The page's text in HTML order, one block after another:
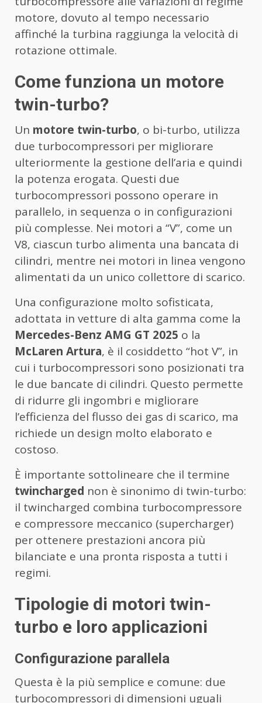
motore, dovuto al tempo necessario
affinché la turbina raggiunga la velocità di
rotazione ottimale.
Come funziona un motore
twin-turbo?
Un motore twin-turbo, o bi-turbo, utilizza
due turbocompressori per migliorare
ulteriormente la gestione dell’aria e quindi
la potenza erogata. Questi due
turbocompressori possono operare in
parallelo, in sequenza o in configurazioni
più complesse. Nei motori a “V”, come un
V8, ciascun turbo alimenta una bancata di
cilindri, mentre nei motori in linea vengono
alimentati da un unico collettore di scarico.
Una configurazione molto sofisticata,
adottata in vetture di alta gamma come la
Mercedes-Benz AMG GT 2025 o la
McLaren Artura, è il cosiddetto “hot V”, in
cui i turbocompressori sono posizionati tra
le due bancate di cilindri. Questo permette
di ridurre gli ingombri e migliorare
l’efficienza del flusso dei gas di scarico, ma
richiede un design molto elaborato e
costoso.
È importante sottolineare che il termine
twincharged non è sinonimo di twin-turbo:
il twincharged combina turbocompressore
e compressore meccanico (supercharger)
per ottenere prestazioni ancora più
bilanciate e una pronta risposta a tutti i
regimi.
Tipologie di motori twin-
turbo e loro applicazioni
Configurazione parallela
Questa è la più semplice e comune: due
turbocompressori di dimensioni uguali